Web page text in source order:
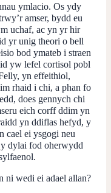
ymlacio. Os ydy
amser, bydd eu
uchaf, ac yn yr hir
yr unig theori o bell
bod ymateb i straen
yw lefel cortisol pobl
yn effeithiol,
rhaid i chi, a phan fo
does gennych chi
eich corff ddim yn
yn ddiflas hefyd, y
cael ei ysgogi neu
dylai fod oherwydd
ni wedi ei adael allan?